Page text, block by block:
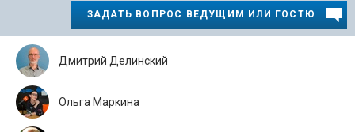
ЗАДАТЬ ВОПРОС ВЕДУЩИМ ИЛИ ГОСТЮ
Дмитрий Делинский
Ольга Маркина